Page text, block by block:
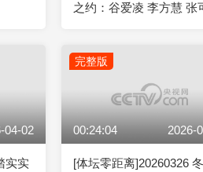
之约：谷爱凌 李方慧 张
04-02
实实
完整版
00:24:04 2026-
[体坛零距离]20260326